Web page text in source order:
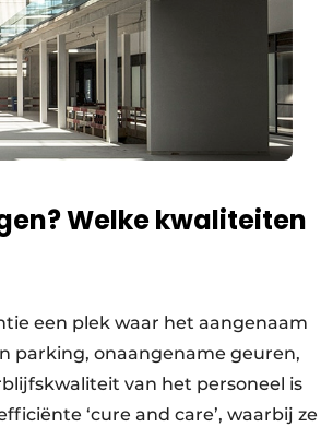
Welke kwaliteiten
een plek waar het aangenaam
parking, onaangename geuren,
van het personeel is
‘cure and care’, waarbij ze